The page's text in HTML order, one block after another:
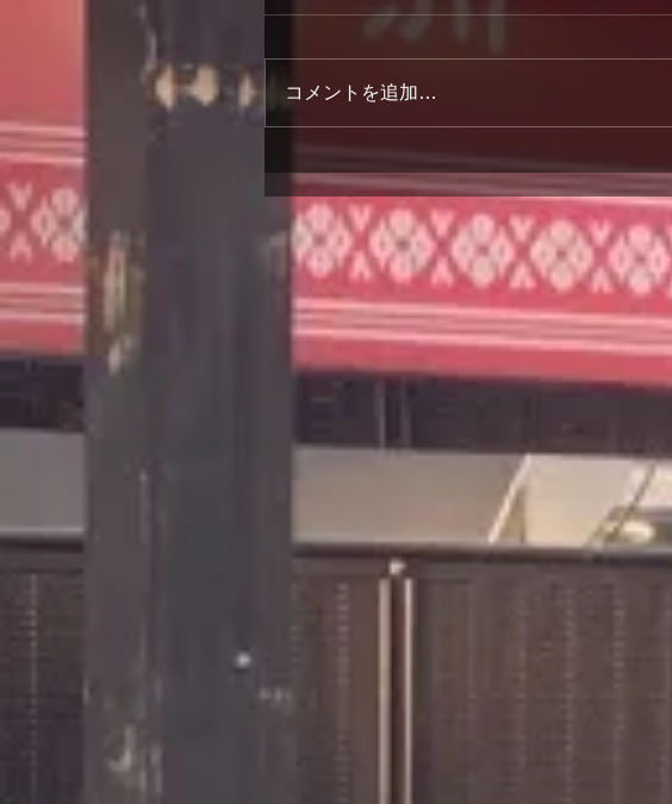
コメントを追加…